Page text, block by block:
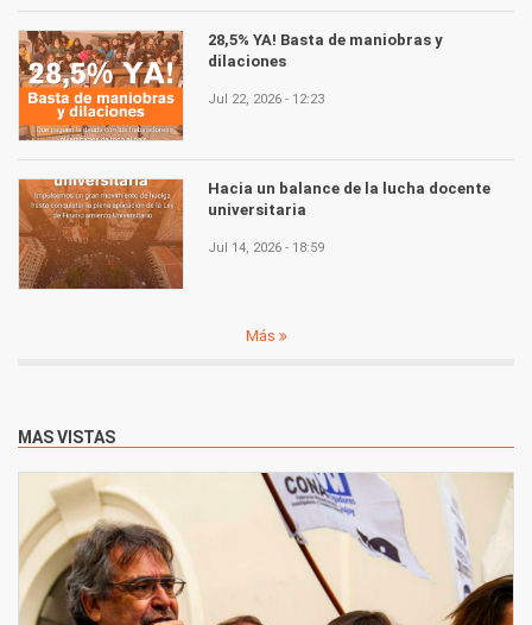
28,5% YA! Basta de maniobras y
dilaciones
Jul 22, 2026 - 12:23
Hacia un balance de la lucha docente
universitaria
Jul 14, 2026 - 18:59
Más
MAS VISTAS